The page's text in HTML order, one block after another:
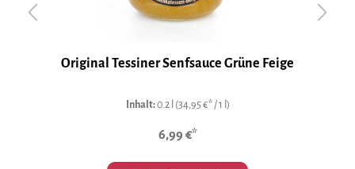
Original Tessiner Senfsauce Grüne Feige
Inhalt:0.2 l (34,95 €* / 1 l)
6,99 €*